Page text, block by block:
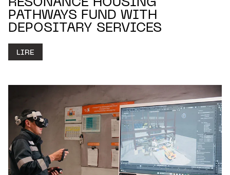
RESONANCE HOUSING
PATHWAYS FUND WITH
DEPOSITARY SERVICES
LIRE